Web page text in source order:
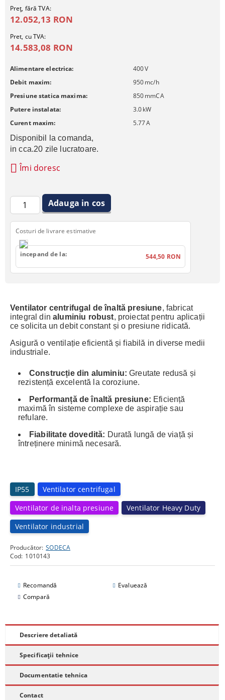
Ventilator centrifugal de înaltă presiune, fabricat
integral dinaluminiu robust, proiectat pentru aplicații
ce solicita un debit constant și o presiune ridicată.
Asigură o ventilație eficientă și fiabilă in diverse medii
industriale.
Construcție din aluminiu: Greutate redusă și
rezistență excelentă la coroziune.
Performanță de înaltă presiune: Eficiență
maximă în sisteme complexe de aspirație sau
refulare.
Fiabilitate dovedită: Durată lungă de viață și
întreținere minimă necesară.
IP55
Ventilator centrifugal
Ventilator de inalta presiune
Ventilator Heavy Duty
Ventilator industrial
Producător: SODECA
Cod: 1010143
Recomandă
Evaluează
Compară
Preţ, fără TVA:
12.052,13 RON
Pret, cu TVA:
14.583,08 RON
Alimentare electrica: 400V
Debit maxim:
950mc/h
Presiune statica maxima:
850mmCA
Putere instalata:
3.0kW
Curent maxim:
5.77A
Disponibil la comanda,
in cca.20 zile lucratoare.
Îmi doresc
Costuri de livrare estimative
incepand de la: 544,50 RON
Descriere detaliată
Specificații tehnice
Documentatie tehnica
Contact